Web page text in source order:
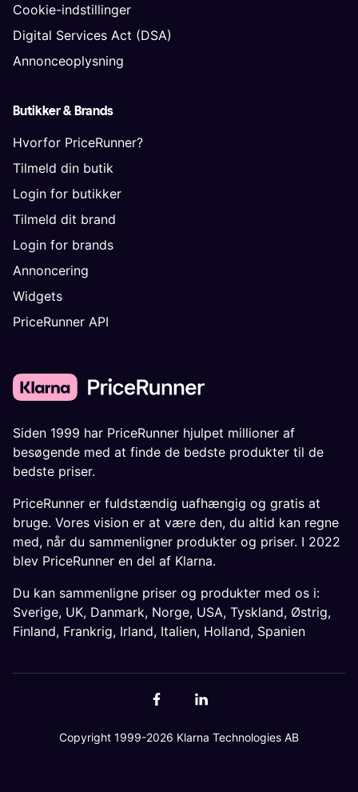
Cookie-indstillinger
Digital Services Act (DSA)
Annonceoplysning
Butikker & Brands
Hvorfor PriceRunner?
Tilmeld din butik
Login for butikker
Tilmeld dit brand
Login for brands
Annoncering
Widgets
PriceRunner API
Siden 1999 har PriceRunner hjulpet millioner af
besøgende med at finde de bedste produkter til de
bedste priser.
PriceRunner er fuldstændig uafhængig og gratis at
bruge. Vores vision er at være den, du altid kan regne
med, når du sammenligner produkter og priser. I 2022
blev PriceRunner en del af Klarna.
Du kan sammenligne priser og produkter med os i:
Sverige, UK, Danmark, Norge, USA, Tyskland, Østrig,
Finland, Frankrig, Irland, Italien, Holland, Spanien
Copyright 1999-2026 Klarna Technologies AB